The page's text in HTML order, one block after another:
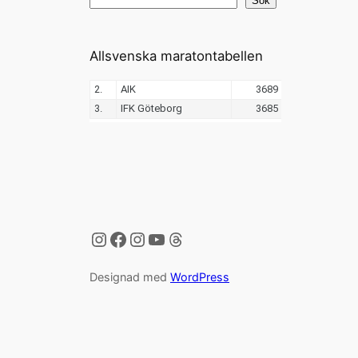
Allsvenska maratontabellen
Instagram
Facebook
Instagram
YouTube
Threads
Designad med WordPress